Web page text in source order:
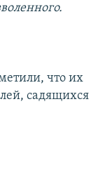
что их
садящихся